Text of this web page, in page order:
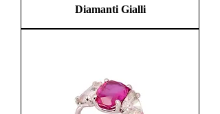
Diamanti Gialli